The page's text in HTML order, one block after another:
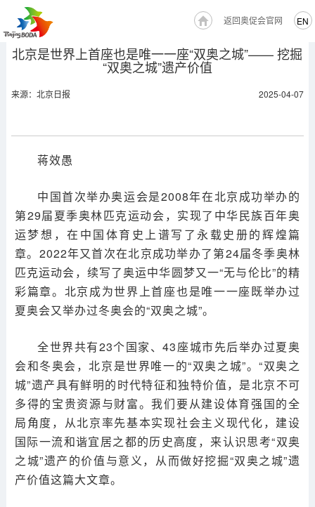
EN
返回奥促会官网
北京是世界上首座也是唯一一座“双奥之城”—— 挖掘
“双奥之城”遗产价值
来源：北京日报 2025-04-07
蒋效愚
中国首次举办奥运会是2008年在北京成功举办的
第29届夏季奥林匹克运动会，实现了中华民族百年奥
运梦想，在中国体育史上谱写了永载史册的辉煌篇
章。2022年又首次在北京成功举办了第24届冬季奥林
匹克运动会，续写了奥运中华圆梦又一“无与伦比”的精
彩篇章。北京成为世界上首座也是唯一一座既举办过
夏奥会又举办过冬奥会的“双奥之城”。
全世界共有23个国家、43座城市先后举办过夏奥
会和冬奥会，北京是世界唯一的“双奥之城”。“双奥之
城”遗产具有鲜明的时代特征和独特价值，是北京不可
多得的宝贵资源与财富。我们要从建设体育强国的全
局角度，从北京率先基本实现社会主义现代化，建设
国际一流和谐宜居之都的历史高度，来认识思考“双奥
之城”遗产的价值与意义，从而做好挖掘“双奥之城”遗
产价值这篇大文章。